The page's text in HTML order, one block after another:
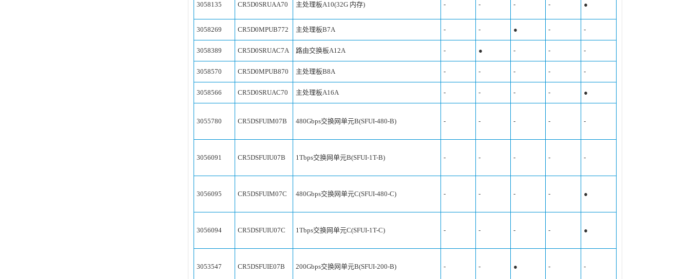
3058135 CR5D0SRUAA70 主处理板A10(32G 内存) - - - - ●
3058269 CR5D0MPUB772 主处理板B7A - - ● - -
3058389 CR5D0SRUAC7A 路由交换板A12A - ● - - -
3058570 CR5D0MPUB870 主处理板B8A - - - - -
3058566 CR5D0SRUAC70 主处理板A16A - - - - ●
3055780 CR5DSFUIM07B 480Gbps交换网单元B(SFUI-480-B) - - - - -
3056091 CR5DSFUIU07B 1Tbps交换网单元B(SFUI-1T-B) - - - - -
3056095 CR5DSFUIM07C 480Gbps交换网单元C(SFUI-480-C) - - - - ●
3056094 CR5DSFUIU07C 1Tbps交换网单元C(SFUI-1T-C) - - - - ●
3053547 CR5DSFUIE07B 200Gbps交换网单元B(SFUI-200-B) - - ● - -